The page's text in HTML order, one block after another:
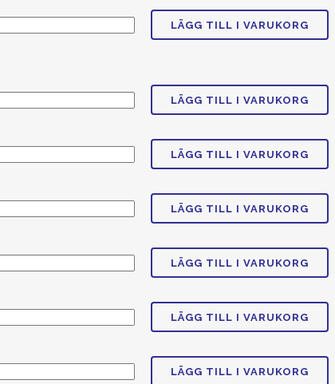
LÄGG TILL I VARUKORG
LÄGG TILL I VARUKORG
LÄGG TILL I VARUKORG
LÄGG TILL I VARUKORG
LÄGG TILL I VARUKORG
LÄGG TILL I VARUKORG
LÄGG TILL I VARUKORG